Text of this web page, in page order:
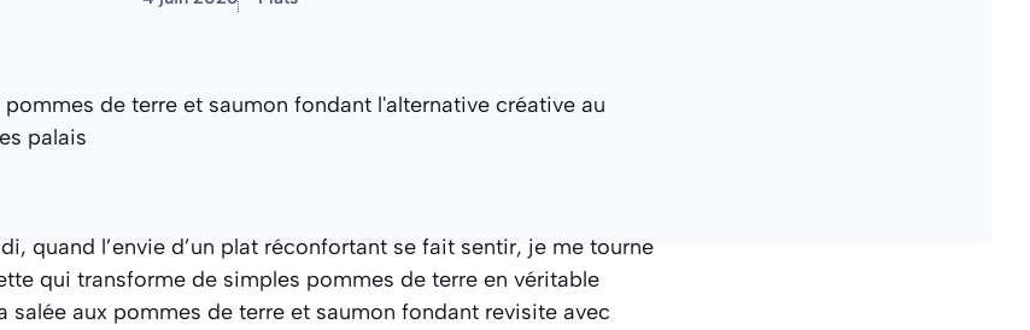
quand l’envie d’un plat réconfortant se fait sentir, je me tourne
qui transforme de simples pommes de terre en véritable
salée aux pommes de terre et saumon fondant revisite avec